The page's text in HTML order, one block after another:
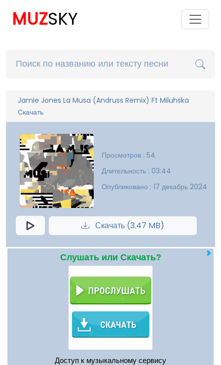
MUZSKY
Jamie Jones La Musa (Andruss Remix) Ft Miluhska
Скачать
Просмотров : 54
Длительность : 03:44
Опубликовано : 17 декабрь 2024
Скачать (3.47 MB)
Слушать или Скачать?
Доступ к музыкальному сервису